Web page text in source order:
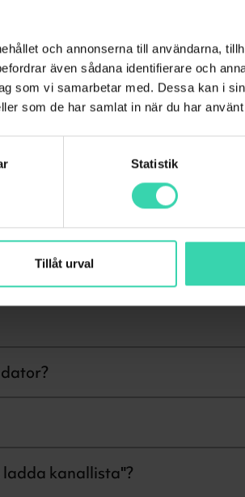
och annonserna till användarna,
även sådana identifierare och
som vi samarbetar med. Dessa kan i
som de har samlat in när du har
Statistik
Tillåt urval
kanallista"?